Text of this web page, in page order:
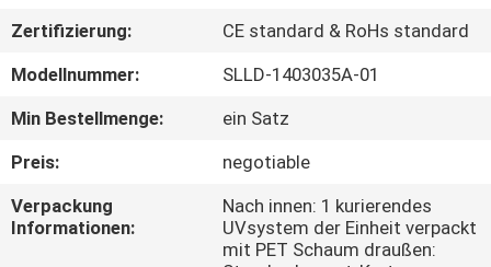
FABRIK-
AUSFLUG
QUALITÄTSKONTROLLE
TRETEN
Zertifizierung:
CE standard & RoHs standard
Modellnummer:
SLLD-1403035A-01
Min Bestellmenge:
ein Satz
Preis:
negotiable
Verpackung
Informationen:
Nach innen: 1 kurierendes
UVsystem der Einheit verpackt
mit PET Schaum draußen: